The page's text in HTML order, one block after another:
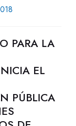
PARA LA
EL
PÚBLICA